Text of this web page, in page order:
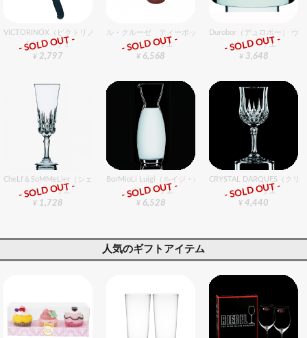
VICTORINOX（ビクトリノックス） パン切ナイフ 21cm
包丁・ハサミ
¥ 2,797
- SOLD OUT -
ル・クルーゼ ティーポット＆マグ（SS）（2個入）セッ
グラスバリエ
¥ 6,568
- SOLD OUT -
Durobor（デュロボー） ヴ
グラスバリエ
¥ 3,648
- SOLD OUT -
CheLf＆SoMMeLier（シェフ＆ソムリエ） インポーター フルート 3個入りセット
グラスバリエ
¥ 1,728
- SOLD OUT -
BorMioLi Luigi（ルイジ・ボリミオリ） パーフェクト カラ
グラスバリエ
¥ 6,528
- SOLD OUT -
CRYSTAL DARQUES（ク
グラスバリエ
¥ 4,440
- SOLD OUT -
人気のギフトアイテム